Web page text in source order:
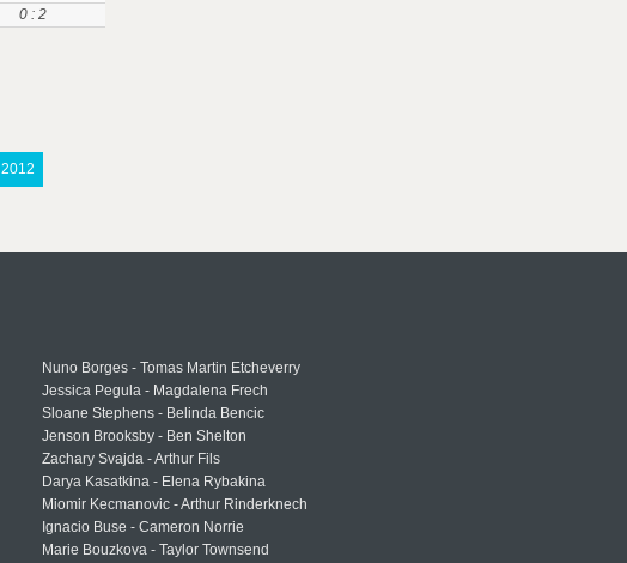
0 : 2
2012
Nuno Borges - Tomas Martin Etcheverry
Jessica Pegula - Magdalena Frech
Sloane Stephens - Belinda Bencic
Jenson Brooksby - Ben Shelton
Zachary Svajda - Arthur Fils
Darya Kasatkina - Elena Rybakina
Miomir Kecmanovic - Arthur Rinderknech
Ignacio Buse - Cameron Norrie
Marie Bouzkova - Taylor Townsend